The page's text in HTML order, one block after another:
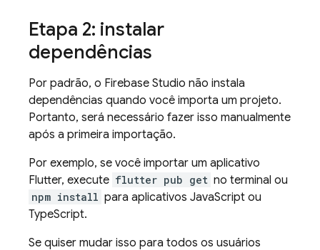
Etapa 2: instalar
dependências
Por padrão, o Firebase Studio não instala
dependências quando você importa um projeto.
Portanto, será necessário fazer isso manualmente
após a primeira importação.
Por exemplo, se você importar um aplicativo
Flutter, execute flutter pub get no terminal ou
npm install para aplicativos JavaScript ou
TypeScript.
Se quiser mudar isso para todos os usuários